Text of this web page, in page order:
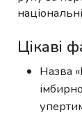
Цікаві
Назва